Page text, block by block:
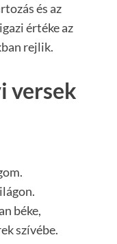
és az
értéke az
rejlik.
versek
béke,
szívébe.